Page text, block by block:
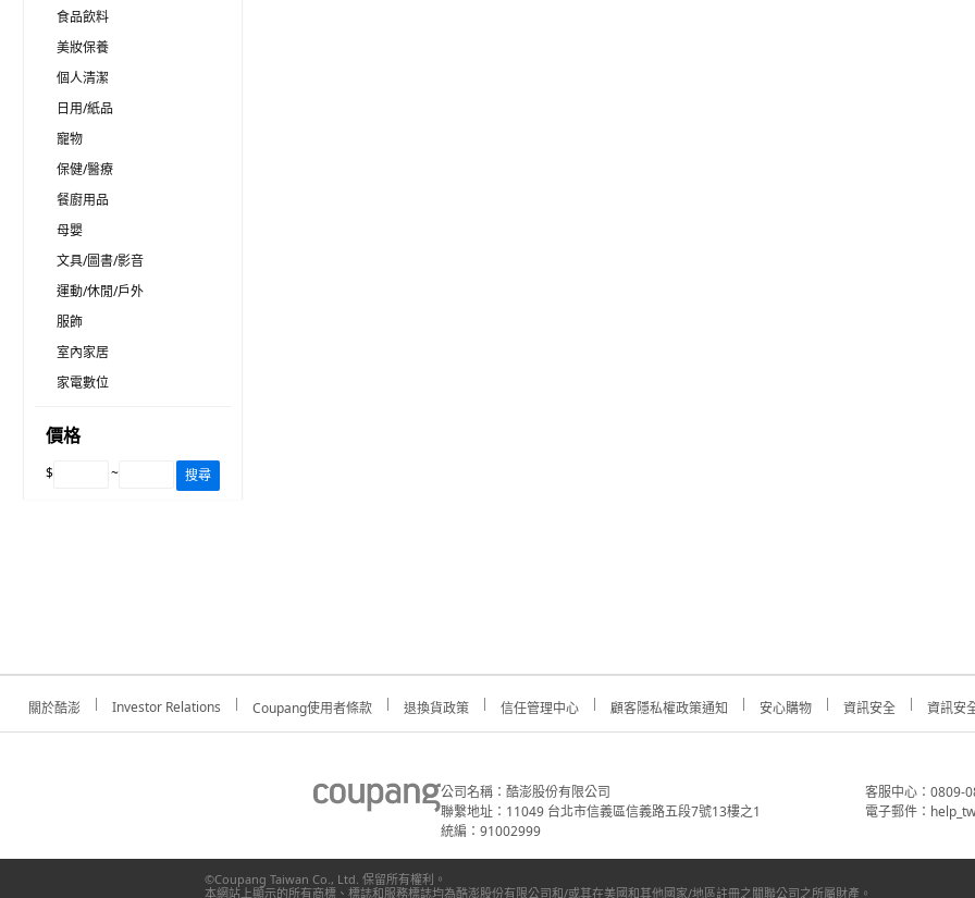
食品飲料
美妝保養
個人清潔
日用/紙品
寵物
保健/醫療
餐廚用品
母嬰
文具/圖書/影音
運動/休閒/戶外
服飾
室內家居
家電數位
價格
$ ~ 搜尋
關於酷澎 Investor Relations Coupang使用者條款 退換貨政策 信任管理中心 顧客隱私權政策通知 安心購物 資訊安全 資訊安
公司名稱：酷澎股份有限公司
聯繫地址：11049 台北市信義區信義路五段7號13樓之1
統編：91002999
客服中心：0809-
電子郵件：
©Coupang Taiwan Co., Ltd. 保留所有權利。
本網站上顯示的所有商標、標誌和服務標誌均為酷澎股份有限公司和/或其在美國和其他國家/地區註冊之關聯公司之所屬財產。